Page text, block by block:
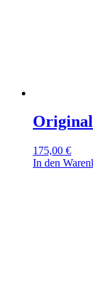
175,00 €
In den